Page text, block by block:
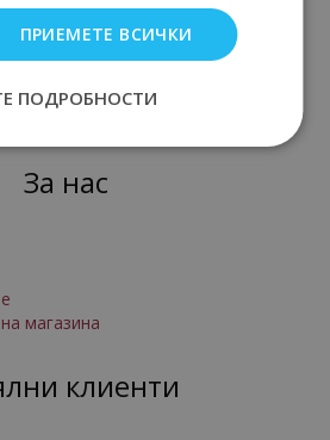
на връщане
За нас
магазина
клиенти
ПРИЕМЕТЕ ВСИЧКИ
ПОДРОБНОСТИ